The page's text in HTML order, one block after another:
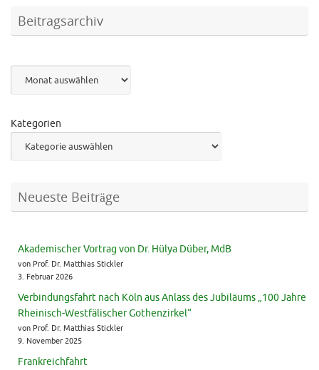
Beitragsarchiv
Kategorien
Neueste Beiträge
Akademischer Vortrag von Dr. Hülya Düber, MdB
von Prof. Dr. Matthias Stickler
3. Februar 2026
Verbindungsfahrt nach Köln aus Anlass des Jubiläums „100 Jahre
Rheinisch-Westfälischer Gothenzirkel“
von Prof. Dr. Matthias Stickler
9. November 2025
Frankreichfahrt